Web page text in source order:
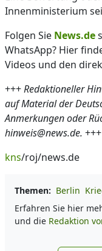
Innenministerium
Folgen Sie News.de
WhatsApp? Hier
Videos und den
+++Redaktioneller
auf Material der
Anmerkungen oder
hinweis@news.de. +++
kns/roj/news.de
Themen: Berlin
Erfahren Sie hier
und die Redaktion